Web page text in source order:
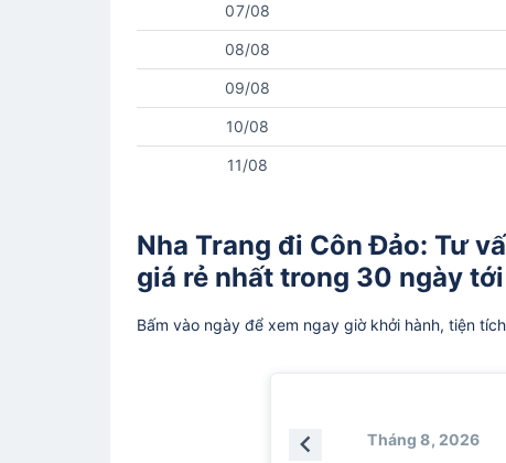
07/08
08/08
09/08
10/08
11/08
Nha Trang đi Côn Đảo: Tư
giá rẻ nhất trong 30 ngày tới
Bấm vào ngày để xem ngay giờ khởi hành, tiện
Tháng 8, 2026